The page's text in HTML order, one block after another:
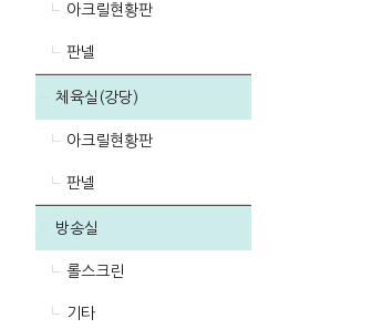
아크릴현황판
판넬
체육실(강당)
아크릴현황판
판넬
방송실
롤스크린
기타